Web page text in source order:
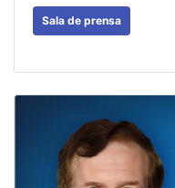
Sala de prensa